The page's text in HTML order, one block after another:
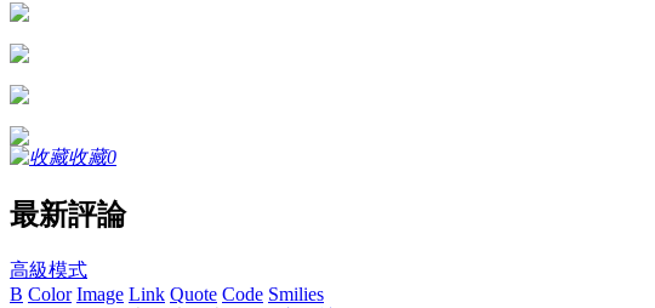
收藏0
最新評論
高級模式
B Color Image Link Quote Code Smilies